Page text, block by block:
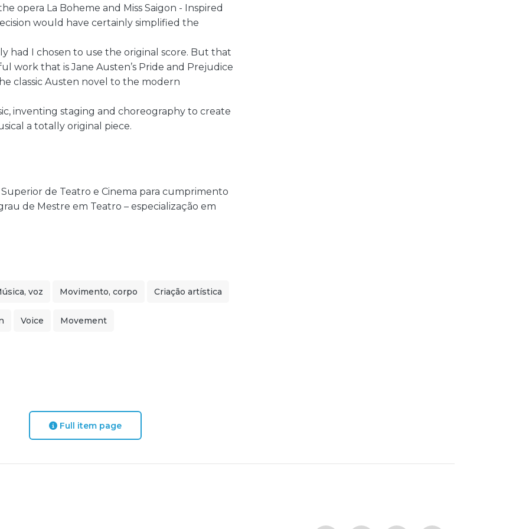
opera La Boheme and Miss Saigon -­ Inspired
would have certainly simplified the
had I chosen to use the original score. But that
work that is Jane Austen’s Pride and Prejudice
classic Austen novel to the modern
inventing staging and choreography to create
a totally original piece.
de Teatro e Cinema para cumprimento
de Mestre em Teatro – especialização em
voz Movimento, corpo Criação artística
Voice Movement
Full item page